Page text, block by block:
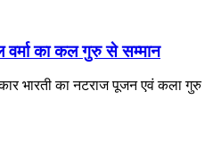
वर्मा का कल गुरु से सम्मान
भारती का नटराज पूजन एवं कला गुरु